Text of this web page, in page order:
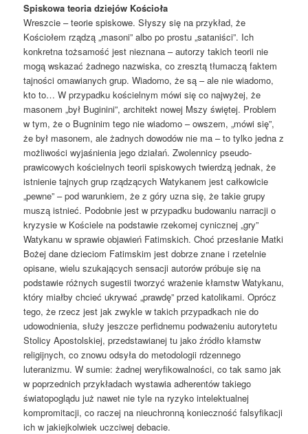
Spiskowa teoria dziejów Kościoła
Wreszcie – teorie spiskowe. Słyszy się na przykład, że
Kościołem rządzą „masoni” albo po prostu „sataniści”. Ich
konkretna tożsamość jest nieznana – autorzy takich teorii nie
mogą wskazać żadnego nazwiska, co zresztą tłumaczą faktem
tajności omawianych grup. Wiadomo, że są – ale nie wiadomo,
kto to… W przypadku kościelnym mówi się co najwyżej, że
masonem „był Buginini”, architekt nowej Mszy świętej. Problem
w tym, że o Bugninim tego nie wiadomo – owszem, „mówi się”,
że był masonem, ale żadnych dowodów nie ma – to tylko jedna z
możliwości wyjaśnienia jego działań. Zwolennicy pseudo-
prawicowych kościelnych teorii spiskowych twierdzą jednak, że
istnienie tajnych grup rządzących Watykanem jest całkowicie
„pewne” – pod warunkiem, że z góry uzna się, że takie grupy
muszą istnieć. Podobnie jest w przypadku budowaniu narracji o
kryzysie w Kościele na podstawie rzekomej cynicznej „gry”
Watykanu w sprawie objawień Fatimskich. Choć przesłanie Matki
Bożej dane dzieciom Fatimskim jest dobrze znane i rzetelnie
opisane, wielu szukających sensacji autorów próbuje się na
podstawie różnych sugestii tworzyć wrażenie kłamstw Watykanu,
który miałby chcieć ukrywać „prawdę” przed katolikami. Oprócz
tego, że rzecz jest jak zwykle w takich przypadkach nie do
udowodnienia, służy jeszcze perfidnemu podważeniu autorytetu
Stolicy Apostolskiej, przedstawianej tu jako źródło kłamstw
religijnych, co znowu odsyła do metodologii rdzennego
luteranizmu. W sumie: żadnej weryfikowalności, co tak samo jak
w poprzednich przykładach wystawia adherentów takiego
światopoglądu już nawet nie tyle na ryzyko intelektualnej
kompromitacji, co raczej na nieuchronną konieczność falsyfikacji
ich w jakiejkolwiek uczciwej debacie.